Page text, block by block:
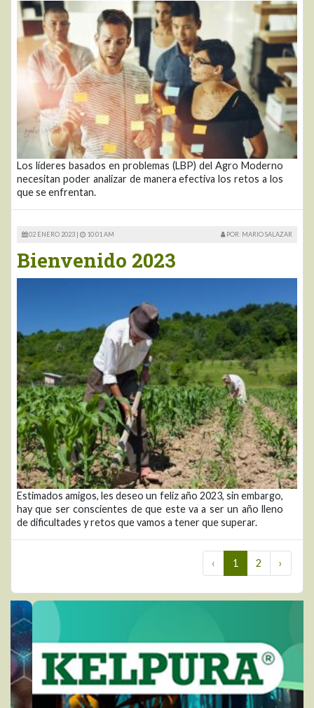
Los líderes basados en problemas (LBP) del Agro Moderno
necesitan poder analizar de manera efectiva los retos a los
que se enfrentan.
02 ENERO 2023 | 10:01 AM POR: MARIO SALAZAR
Bienvenido 2023
Estimados amigos, les deseo un feliz año 2023, sin embargo,
hay que ser conscientes de que este va a ser un año lleno
de dificultades y retos que vamos a tener que superar.
‹ 1 2 ›